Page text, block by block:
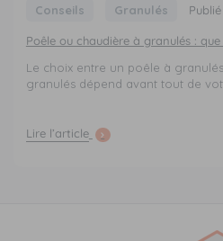
Conseils Granulés
Poêle ou chaudière à granulés : que
Le choix entre un poêle à
granulés dépend avant tout de
Lire l’article